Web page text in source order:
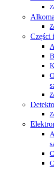
Części